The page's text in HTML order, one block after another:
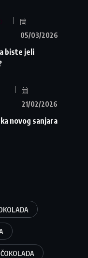
05/03/2026
biste jeli
21/02/2026
novog sanjara